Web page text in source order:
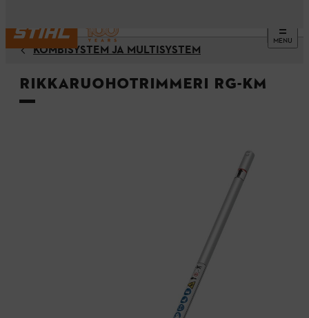
MENU
KOMBISYSTEM JA MULTISYSTEM
Rikkaruohotrimmeri RG-KM